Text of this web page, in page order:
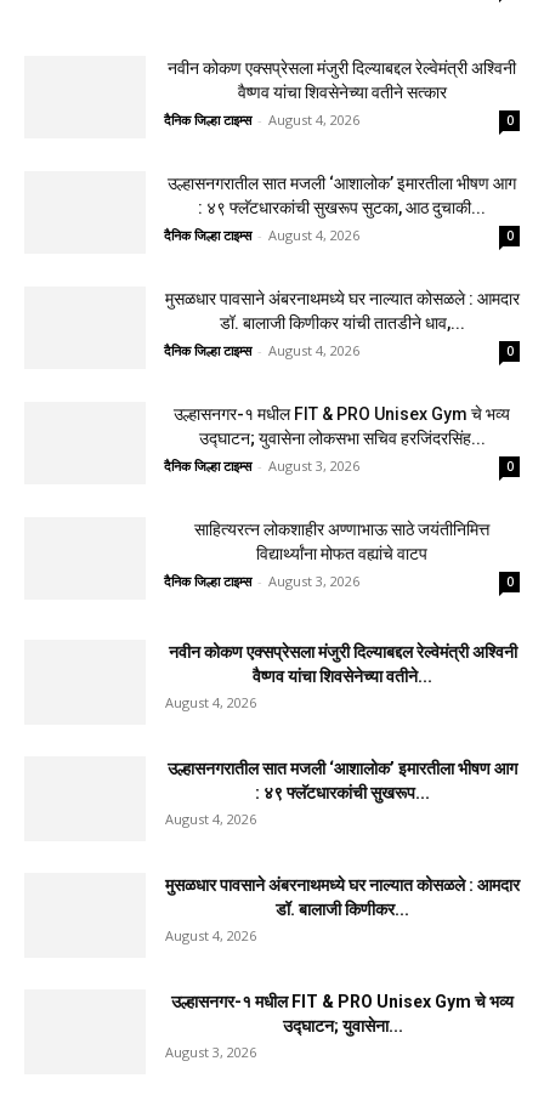
नवीन कोकण एक्सप्रेसला मंजुरी दिल्याबद्दल रेल्वेमंत्री अश्विनी
वैष्णव यांचा शिवसेनेच्या वतीने सत्कार
दैनिक जिल्हा टाइम्स - August 4, 2026 0
उल्हासनगरातील सात मजली ‘आशालोक’ इमारतीला भीषण आग
: ४९ फ्लॅटधारकांची सुखरूप सुटका, आठ दुचाकी...
दैनिक जिल्हा टाइम्स - August 4, 2026 0
मुसळधार पावसाने अंबरनाथमध्ये घर नाल्यात कोसळले : आमदार
डॉ. बालाजी किणीकर यांची तातडीने धाव,...
दैनिक जिल्हा टाइम्स - August 4, 2026 0
उल्हासनगर-१ मधील FIT & PRO Unisex Gym चे भव्य
उद्घाटन; युवासेना लोकसभा सचिव हरजिंदरसिंह...
दैनिक जिल्हा टाइम्स - August 3, 2026 0
साहित्यरत्न लोकशाहीर अण्णाभाऊ साठे जयंतीनिमित्त
विद्यार्थ्यांना मोफत वह्यांचे वाटप
दैनिक जिल्हा टाइम्स - August 3, 2026 0
नवीन कोकण एक्सप्रेसला मंजुरी दिल्याबद्दल रेल्वेमंत्री अश्विनी
वैष्णव यांचा शिवसेनेच्या वतीने...
August 4, 2026
उल्हासनगरातील सात मजली ‘आशालोक’ इमारतीला भीषण आग
: ४९ फ्लॅटधारकांची सुखरूप...
August 4, 2026
मुसळधार पावसाने अंबरनाथमध्ये घर नाल्यात कोसळले : आमदार
डॉ. बालाजी किणीकर...
August 4, 2026
उल्हासनगर-१ मधील FIT & PRO Unisex Gym चे भव्य
उद्घाटन; युवासेना...
August 3, 2026